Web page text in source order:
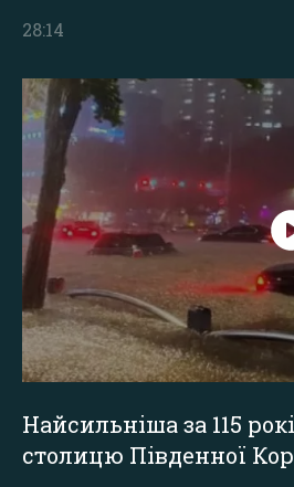
28:14
Найсильніша за 115
столицю Південної